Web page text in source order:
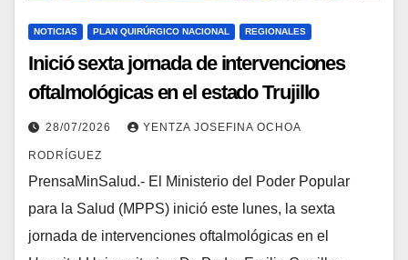
NOTICIAS PLAN QUIRÚRGICO NACIONAL REGIONALES
Inició sexta jornada de intervenciones
oftalmológicas en el estado Trujillo
28/07/2026 YENTZA JOSEFINA OCHOA
RODRÍGUEZ
PrensaMinSalud.- El Ministerio del Poder Popular
para la Salud (MPPS) inició este lunes, la sexta
jornada de intervenciones oftalmológicas en el